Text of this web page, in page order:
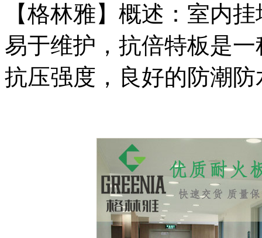
【格林雅】概述：室内
易于维护，抗倍特板是
抗压强度，良好的防潮